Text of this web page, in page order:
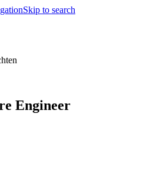
Skip to search
Engineer